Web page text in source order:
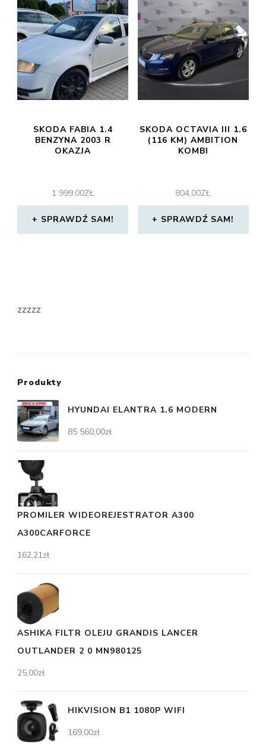
SKODA FABIA 1.4
BENZYNA 2003 R
OKAZJA
1 999,00ZŁ
SPRAWDŹ SAM!
SKODA OCTAVIA III 1.6
(116 KM) AMBITION
KOMBI
804,00ZŁ
SPRAWDŹ SAM!
zzzzz
Produkty
HYUNDAI ELANTRA 1.6 MODERN
85 560,00zł
PROMILER WIDEOREJESTRATOR A300
A300CARFORCE
162,21zł
ASHIKA FILTR OLEJU GRANDIS LANCER
OUTLANDER 2 0 MN980125
25,00zł
HIKVISION B1 1080P WIFI
169,00zł